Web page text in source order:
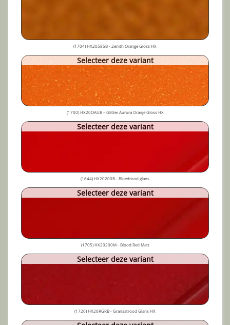
(1704) HX20585B - Zenith Orange Gloss HX
Selecteer deze variant
(1700) HX20OAUB – Glitter Aurora Oranje Gloss HX
Selecteer deze variant
(1644) HX20200B - Bloedrood glans
Selecteer deze variant
(1705) HX20200M - Blood Red Matt
Selecteer deze variant
(1726) HX20RGRB - Granaatrood Glans HX